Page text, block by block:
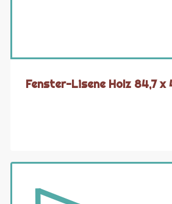
Fenster-Lisene Holz 84,7 x